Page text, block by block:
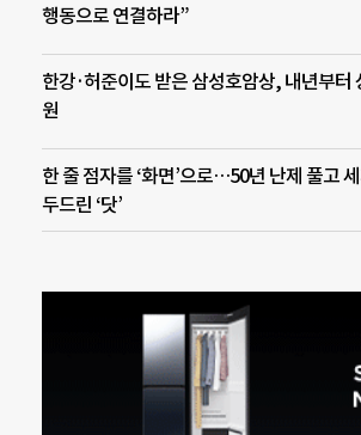
행동으로 연결하라”
한강·허준이도 받은 삼성호암상, 내년부터
원
한 줄 점자를 ‘화면’으로…50년 난제 풀고
두드린 ‘닷’